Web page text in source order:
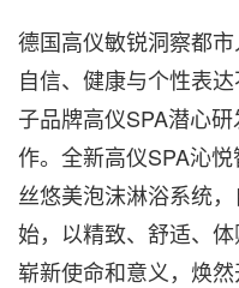
德国高仪敏锐洞察都市
自信、健康与个性表
子品牌高仪SPA潜心
作。全新高仪SPA沁
丝悠美泡沫淋浴系统
始，以精致、舒适、
崭新使命和意义，焕然